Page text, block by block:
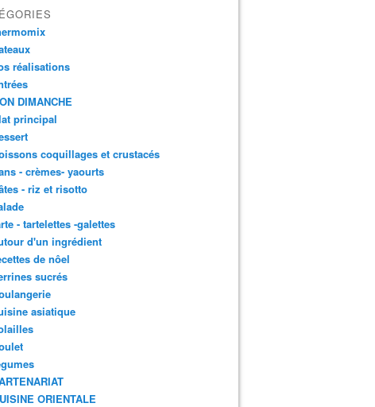
réalisations
DIMANCHE
principal
coquillages et crustacés
- crèmes- yaourts
- riz et risotto
- tartelettes -galettes
d'un ingrédient
de nôel
sucrés
asiatique
ORIENTALE